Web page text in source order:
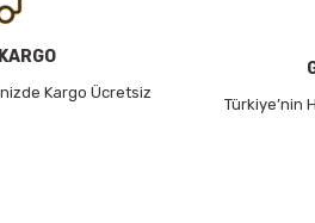
daha pahalı.
olmalı.
Kargo Ücretsiz
Türkiye’nin